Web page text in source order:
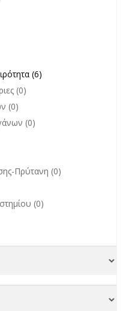
filter
επικαιρότητα filter
(6)
(0)
(0)
(0)
Πρύτανη (0)
(0)